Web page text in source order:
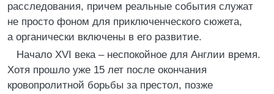
расследования, причем реальные события служат
не просто фоном для приключенческого сюжета,
а органически включены в его развитие.
Начало XVI века – неспокойное для Англии время.
Хотя прошло уже 15 лет после окончания
кровопролитной борьбы за престол, позже